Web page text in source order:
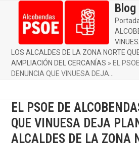
contentmobile
menu
mobile
menu
Blog
LOS ALCALDES DE LA ZONA NORTE
AMPLIACIÓN DEL CERCANÍAS » EL
DENUNCIA QUE VINUESA DEJA…
EL PSOE DE
QUE VINUESA DEJA
ALCALDES DE LA ZONA